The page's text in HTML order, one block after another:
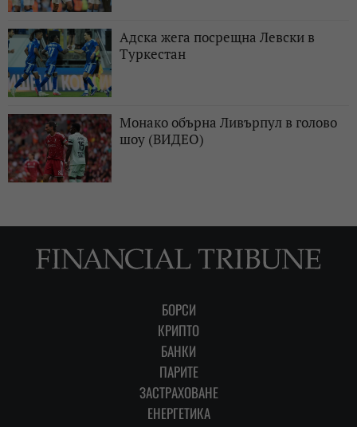
Адска жега посрещна Левски в
Туркестан
Монако обърна Ливърпул в голово
шоу (ВИДЕО)
БОРСИ
КРИПТО
БАНКИ
ПАРИТЕ
ЗАСТРАХОВАНЕ
ЕНЕРГЕТИКА